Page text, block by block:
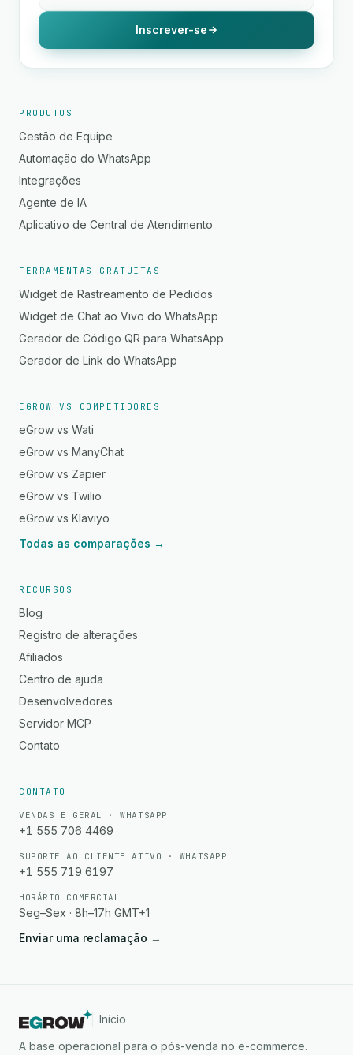
Inscrever-se
PRODUTOS
Gestão de Equipe
Automação do WhatsApp
Integrações
Agente de IA
Aplicativo de Central de Atendimento
FERRAMENTAS GRATUITAS
Widget de Rastreamento de Pedidos
Widget de Chat ao Vivo do WhatsApp
Gerador de Código QR para WhatsApp
Gerador de Link do WhatsApp
EGROW VS COMPETIDORES
eGrow vs Wati
eGrow vs ManyChat
eGrow vs Zapier
eGrow vs Twilio
eGrow vs Klaviyo
Todas as comparações →
RECURSOS
Blog
Registro de alterações
Afiliados
Centro de ajuda
Desenvolvedores
Servidor MCP
Contato
CONTATO
VENDAS E GERAL · WHATSAPP
+1 555 706 4469
SUPORTE AO CLIENTE ATIVO · WHATSAPP
+1 555 719 6197
HORÁRIO COMERCIAL
Seg–Sex · 8h–17h GMT+1
Enviar uma reclamação →
Início
A base operacional para o pós-venda no e-commerce.